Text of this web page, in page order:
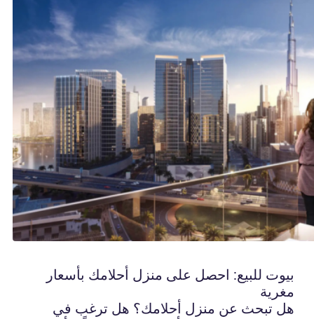
بيوت للبيع: احصل على منزل أحلامك بأسعار
مغرية
هل تبحث عن منزل أحلامك؟ هل ترغب في